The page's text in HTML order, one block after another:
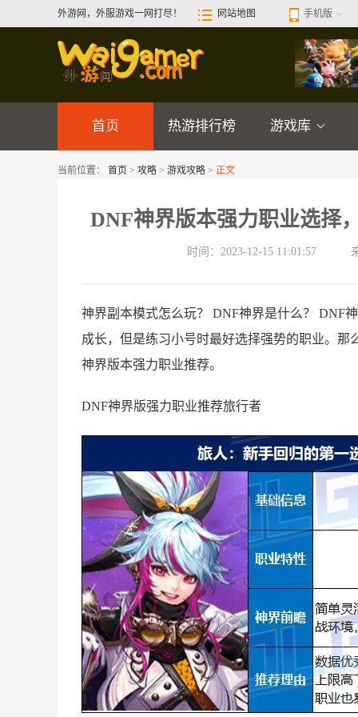
外游网，外服游戏一网打尽！ 网站地图 手机版
首页 热游排行榜 游戏库
当前位置： 首页 > 攻略 > 游戏攻略 > 正文
DNF神界版本强力职业选择
时间：2023-12-15 11:01:57
神界副本模式怎么玩？ DNF神界是什么？ DNF
成长，但是练习小号时最好选择强势的职业。
神界版本强力职业推荐。
DNF神界版强力职业推荐旅行者